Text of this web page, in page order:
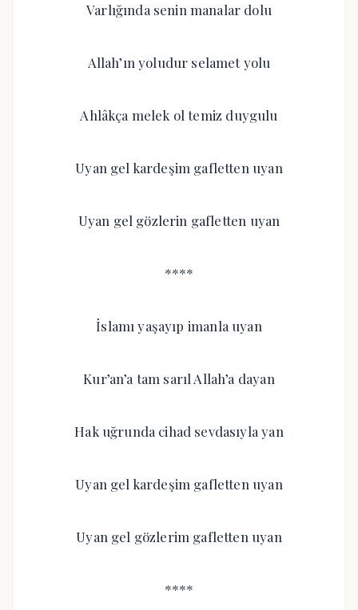
Varlığında senin manalar dolu
Allah’ın yoludur selamet yolu
Ahlâkça melek ol temiz duygulu
Uyan gel kardeşim gafletten uyan
Uyan gel gözlerin gafletten uyan
****
İslamı yaşayıp imanla uyan
Kur’an’a tam sarıl Allah’a dayan
Hak uğrunda cihad sevdasıyla yan
Uyan gel kardeşim gafletten uyan
Uyan gel gözlerim gafletten uyan
****